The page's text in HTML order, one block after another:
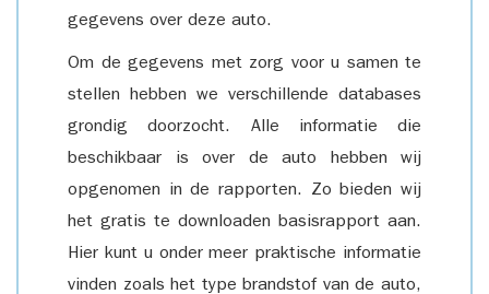
gegevens over deze auto.
Om de gegevens met zorg voor u samen te
stellen hebben we verschillende databases
grondig doorzocht. Alle informatie die
beschikbaar is over de auto hebben wij
opgenomen in de rapporten. Zo bieden wij
het gratis te downloaden basisrapport aan.
Hier kunt u onder meer praktische informatie
vinden zoals het type brandstof van de auto,